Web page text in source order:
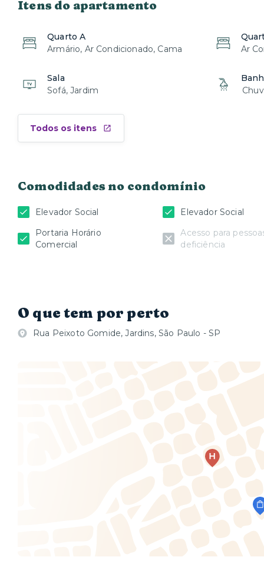
atende a praticamente todos os gostos com praças,
Próximo ao metrô Trianon e Consolação, você pode
o transporte público. Também é possível se locomover
Itens do apartamento
Quarto A
Armário, Ar Condicionado, Cama
Ar
Sala
Sofá, Jardim
Todos os itens
Comodidades no condomínio
Elevador Social Elevador Social
Portaria Horário
Comercial
Acesso para
deficiência
O que tem por perto
Rua Peixoto Gomide, Jardins, São Paulo - SP